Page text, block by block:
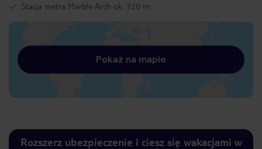
Stacja metra Marble Arch ok. 320 m .
Pokaż na mapie
Rozszerz ubezpieczenie i ciesz się wakacjami w